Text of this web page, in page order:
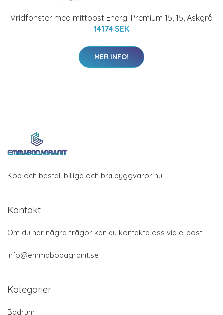
Vridfönster med mittpost Energi Premium 15, 15, Askgrå
14174 SEK
MER INFO!
Köp och beställ billiga och bra byggvaror nu!
Kontakt
Om du har några frågor kan du kontakta oss via e-post:
info@emmabodagranit.se
Kategorier
Badrum